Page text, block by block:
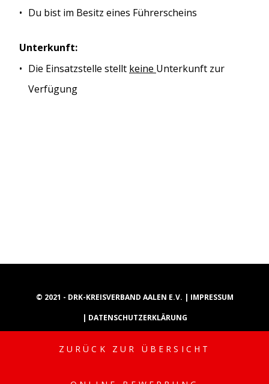
Du bist im Besitz eines Führerscheins
Unterkunft:
Die Einsatzstelle stellt keine Unterkunft zur
Verfügung
© 2021 - DRK-KREISVERBAND AALEN E.V. | IMPRESSUM
| DATENSCHUTZERKLÄRUNG
INSTAGRAM
YOUTUBE
ZURÜCK ZUR ÜBERSICHT